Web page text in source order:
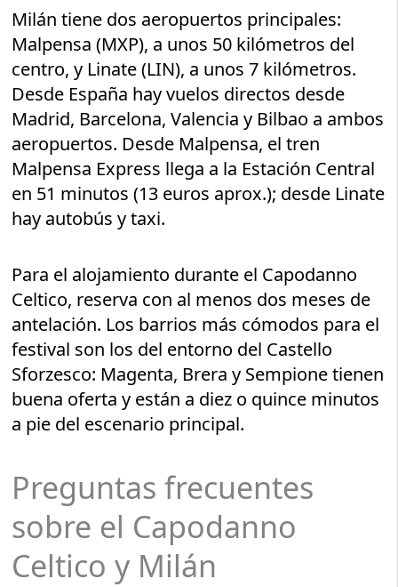
Milán tiene dos aeropuertos principales:
Malpensa (MXP), a unos 50 kilómetros del
centro, y Linate (LIN), a unos 7 kilómetros.
Desde España hay vuelos directos desde
Madrid, Barcelona, Valencia y Bilbao a ambos
aeropuertos. Desde Malpensa, el tren
Malpensa Express llega a la Estación Central
en 51 minutos (13 euros aprox.); desde Linate
hay autobús y taxi.
Para el alojamiento durante el Capodanno
Celtico, reserva con al menos dos meses de
antelación. Los barrios más cómodos para el
festival son los del entorno del Castello
Sforzesco: Magenta, Brera y Sempione tienen
buena oferta y están a diez o quince minutos
a pie del escenario principal.
Preguntas frecuentes
sobre el Capodanno
Celtico y Milán